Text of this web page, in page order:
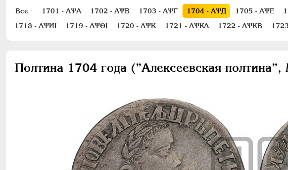
Все 1701 - АѰА 1702 - АѰВ 1703 - АѰГ 1704 - АѰД 1705 - АѰЕ
1718 - АѰИI
1719 - АѰѲI 1720 - АѰК 1721 - АѰКА 1722 - АѰКВ 1723
Полтина 1704 года (”Алексеевская